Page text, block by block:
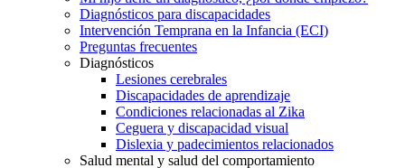
Diagnósticos para discapacidades
Intervención Temprana en la Infancia (ECI)
Preguntas frecuentes
Diagnósticos
Lesiones cerebrales
Discapacidades de aprendizaje
Condiciones relacionadas al Zika
Ceguera y discapacidad visual
Dislexia y padecimientos relacionados
Salud mental y salud del comportamiento